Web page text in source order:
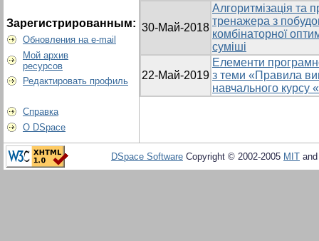
Зарегистрированным:
Обновления на e-mail
Мой архив
ресурсов
Редактировать профиль
Справка
О DSpace
30-Май-2018
Алгоритмізація та
тренажера з
комбінаторної
суміші
22-Май-2019
Елементи
з теми «Правила
навчального курсу
DSpace Software Copyright © 2002-2005 MIT